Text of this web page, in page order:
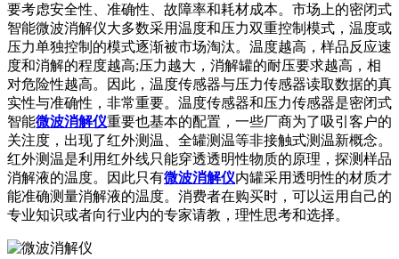
要考虑安全性、准确性、故障率和耗材成本。市场上的密闭式
智能微波消解仪大多数采用温度和压力双重控制模式，温度或
压力单独控制的模式逐渐被市场淘汰。温度越高，样品反应速
度和消解的程度越高;压力越大，消解罐的耐压要求越高，相
对危险性越高。因此，温度传感器与压力传感器读取数据的真
实性与准确性，非常重要。温度传感器和压力传感器是密闭式
智能微波消解仪重要也基本的配置，一些厂商为了吸引客户的
关注度，出现了红外测温、全罐测温等非接触式测温新概念。
红外测温是利用红外线只能穿透透明性物质的原理，探测样品
消解液的温度。因此只有微波消解仪内罐采用透明性的材质才
能准确测量消解液的温度。消费者在购买时，可以运用自己的
专业知识或者向行业内的专家请教，理性思考和选择。